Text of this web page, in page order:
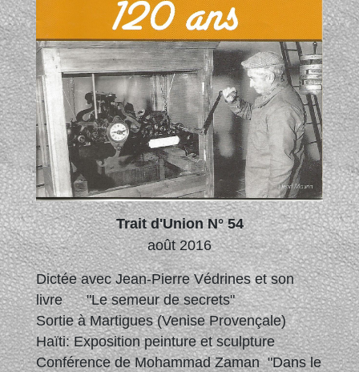
Trait d'Union N° 54
août 2016
Dictée avec Jean-Pierre Védrines et son
livre "Le semeur de secrets"
Sortie à Martigues (Venise Provençale)
Haïti: Exposition peinture et sculpture
Conférence de Mohammad Zaman "Dans le